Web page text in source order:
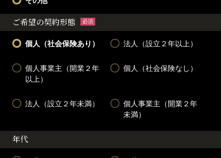
ご希望の契約形態 必須
個人（社会保険あり） 法人（設立２年以上）
個人事業主（開業２年
以上）
個人（社会保険なし）
法人（設立２年未満）
個人事業主（開業２年
未満）
年代